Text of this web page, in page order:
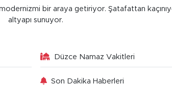
bir araya getiriyor. Şatafattan
altyapı sunuyor.
Düzce Namaz Vakitleri
Son Dakika Haberleri